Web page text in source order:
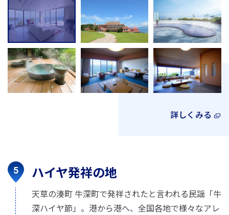
詳しくみる
ハイヤ発祥の地
天草の湊町 牛深町で発祥されたと言われる民謡「牛
深ハイヤ節」。港から港へ、全国各地で様々なアレ